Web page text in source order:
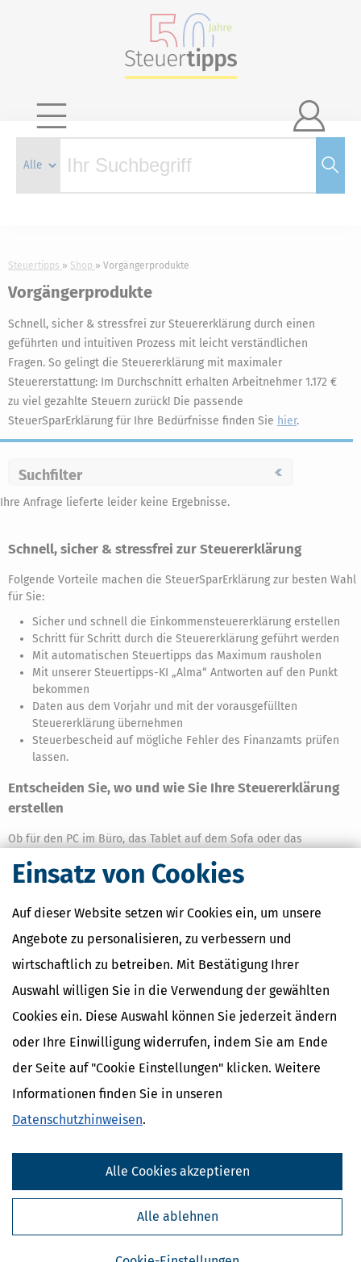
Einsatz von Cookies
Auf dieser Website setzen wir Cookies ein, um unsere
Angebote zu personalisieren, zu verbessern und
wirtschaftlich zu betreiben. Mit Bestätigung Ihrer
Auswahl willigen Sie in die Verwendung der gewählten
Cookies ein. Diese Auswahl können Sie jederzeit ändern
oder Ihre Einwilligung widerrufen, indem Sie am Ende
der Seite auf "Cookie Einstellungen" klicken. Weitere
Informationen finden Sie in unseren
Datenschutzhinweisen.
Alle ablehnen
Alle Cookies akzeptieren

Steuertipps Shop Vorgängerprodukte
Vorgängerprodukte
Schnell, sicher & stressfrei zur Steuererklärung durch einen
geführten und intuitiven Prozess mit leicht verständlichen
Fragen. So gelingt die Steuererklärung mit maximaler
Steuererstattung: Im Durchschnitt erhalten Arbeitnehmer 1.172 €
zu viel gezahlte Steuern zurück! Die passende
SteuerSparErklärung für Ihre Bedürfnisse finden Sie hier.
Suchfilter
Ihre Anfrage lieferte leider keine Ergebnisse.
Schnell, sicher & stressfrei zur Steuererklärung
Folgende Vorteile machen die SteuerSparErklärung zur besten Wahl
für Sie:
Sicher und schnell die Einkommensteuererklärung erstellen
Schritt für Schritt durch die Steuererklärung geführt werden
Mit automatischen Steuertipps das Maximum rausholen
Mit unserer Steuertipps-KI „Alma“ Antworten auf den Punkt
bekommen
Daten aus dem Vorjahr und mit der vorausgefüllten
Steuererklärung übernehmen
Steuerbescheid auf mögliche Fehler des Finanzamts prüfen
lassen.
Entscheiden Sie, wo und wie Sie Ihre Steuererklärung
erstellen
Ob für den PC im Büro, das Tablet auf dem Sofa oder das
Steuerprogramm: Die Download- und DVD-Variante sichert sensible
sofort startklar und ist auch unter Linux verfügbar und die App
rundet das Angebot für die Steuererklärung auf dem Smartphone
ab. So wird Steuererklärung zum Alltag – einfach, mobil und
effizient.
Steuererklärung 4 Jahre rückwirkend erstellen
Wenn Sie als Arbeitnehmer, Student oder Azubi eine freiwillige
Steuererklärung abgeben möchten, dürfen Sie diese bis zu 4 Jahre
rückwirkend beim Finanzamt einreichen! Stichtag ist immer der
31.12. des jeweils aktuellen Steuerjahres. Für Ihre Steuererklärung
2025 nutzen Sie die SteuerSparErklärung für das Steuerjahr 2025, für
Steuersoftware.